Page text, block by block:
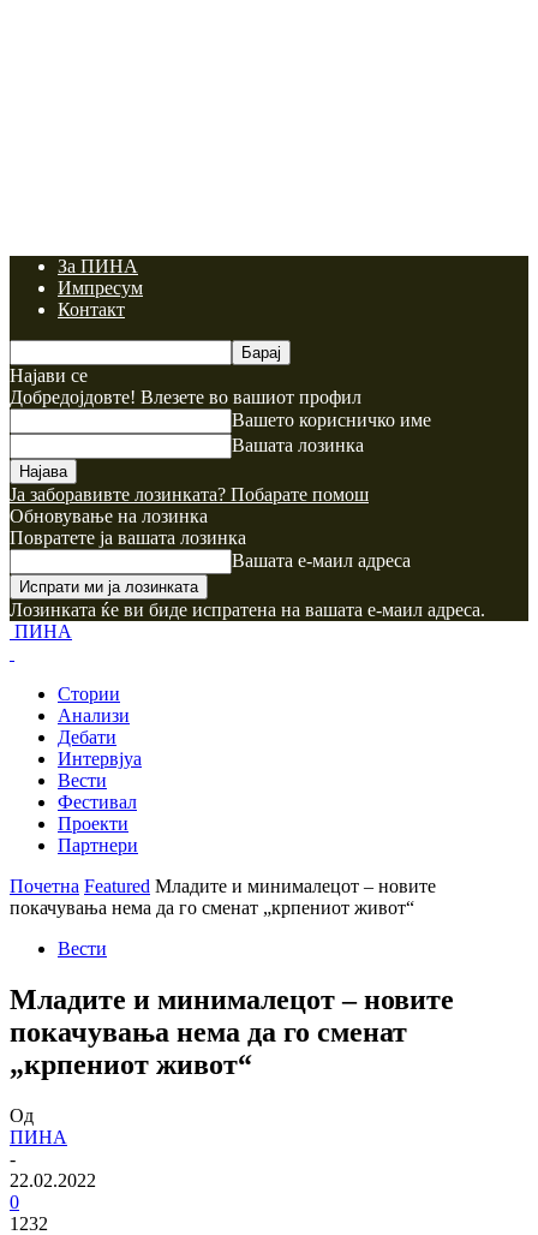
За ПИНА
Импресум
Контакт
Најави се
Добредојдовте! Влезете во вашиот профил
Вашето корисничко име
Вашата лозинка
Ја заборавивте лозинката? Побарате помош
Обновување на лозинка
Повратете ја вашата лозинка
Вашата е-маил адреса
Лозинката ќе ви биде испратена на вашата е-маил адреса.
ПИНА
Стории
Анализи
Дебати
Интервјуа
Вести
Фестивал
Проекти
Партнери
Почетна Featured Младите и минималецот – новите
покачувања нема да го сменат „крпениот живот“
Вести
Младите и минималецот – новите
покачувања нема да го сменат
„крпениот живот“
Од
ПИНА
-
22.02.2022
0
1232